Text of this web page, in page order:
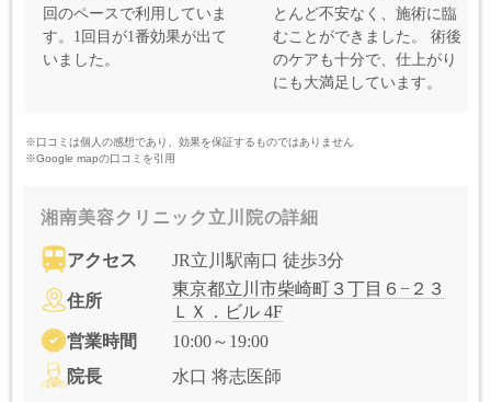
回のペースで利用していま
す。1回目が1番効果が出て
いました。
とんど不安なく、施術に臨
むことができました。 術後
のケアも十分で、仕上がり
にも大満足しています。
※口コミは個人の感想であり、効果を保証するものではありません
※Google mapの口コミを引用
湘南美容クリニック立川院の詳細
アクセス JR立川駅南口 徒歩3分
住所
東京都立川市柴崎町３丁目６−２３
ＬＸ．ビル 4F
営業時間
10:00～19:00
院長
水口 将志医師